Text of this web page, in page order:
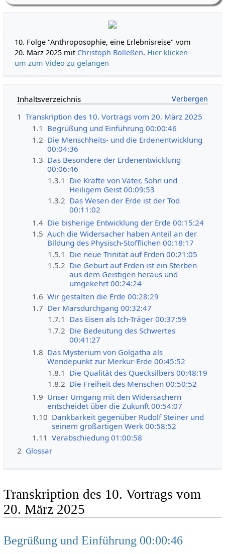
10. Folge "Anthroposophie, eine Erlebnisreise" vom
20. März 2025 mit Christoph Bolleßen. Hier klicken
um zum Video zu gelangen
Inhaltsverzeichnis
1 Transkription des 10. Vortrags vom 20. März 2025
1.1 Begrüßung und Einführung 00:00:46
1.2 Die Menschheits- und die Erdenentwicklung
00:04:36
1.3 Das Besondere der Erdenentwicklung
00:06:46
1.3.1 Die Kräfte von Vater, Sohn und
Heiligem Geist 00:09:53
1.3.2 Das Wesen der Erde ist der Tod
00:11:02
1.4 Die bisherige Entwicklung der Erde 00:15:24
1.5 Auch die Widersacher haben Anteil an der
Bildung des Physisch-Stofflichen 00:18:17
1.5.1 Die neue Trinität auf Erden 00:21:05
1.5.2 Die Geburt auf Erden ist ein Sterben
aus dem Geistigen heraus und
umgekehrt 00:24:24
1.6 Wir gestalten die Erde 00:28:29
1.7 Der Marsdurchgang 00:32:47
1.7.1 Das Eisen als Ich-Träger 00:37:59
1.7.2 Die Bedeutung des Schwertes
00:41:27
1.8 Das Mysterium von Golgatha als
Wendepunkt zur Merkur-Erde 00:45:52
1.8.1 Die Qualität des Quecksilbers 00:48:19
1.8.2 Die Freiheit des Menschen 00:50:52
1.9 Unser Umgang mit den Widersachern
entscheidet über die Zukunft 00:54:07
1.10 Dankbarkeit gegenüber Rudolf Steiner und
seinem großartigen Werk 00:58:52
1.11 Verabschiedung 01:00:58
2 Glossar
Transkription des 10. Vortrags vom
20. März 2025
Begrüßung und Einführung 00:00:46